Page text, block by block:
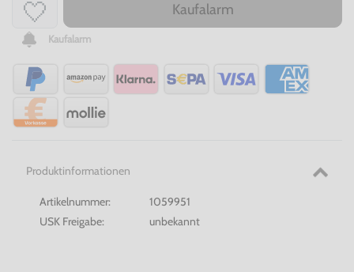
Kaufalarm
Kaufalarm
Produktinformationen
Artikelnummer:
1059951
USK Freigabe:
unbekannt